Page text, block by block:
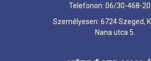
Telefonon: 06/30-468-
Személyesen: 6724 Szeged,
Nana utca 5.